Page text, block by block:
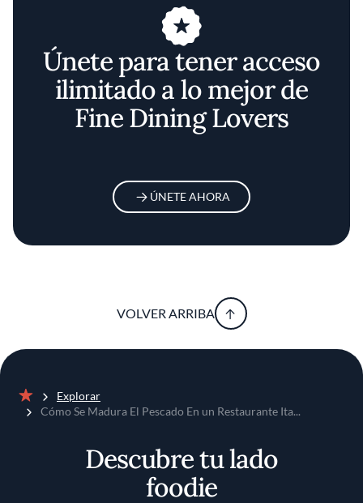
Únete para tener acceso
ilimitado a lo mejor de
Fine Dining Lovers
ÚNETE AHORA
VOLVER ARRIBA
Inicio
Explorar
Cómo Se Madura El Pescado En un Restaurante Ita...
Descubre tu lado
foodie